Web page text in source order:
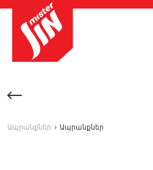
Ապրանքներ › Ապրանքներ